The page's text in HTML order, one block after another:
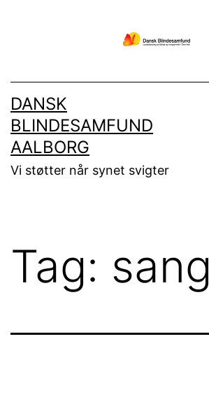
DANSK
BLINDESAMFUND
AALBORG
Vi støtter når synet svigter
Tag: sang